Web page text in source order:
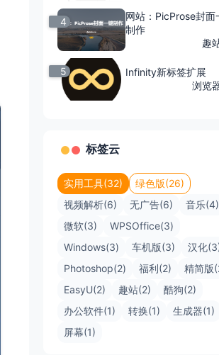
4
网站：PicProse封面
制作
趣
5
Infinity新标签扩展
浏览
标签云
实用工具(32)
绿色版(26)
视频解析(6)
无广告(6)
音乐(4)
微软(3)
WPSOffice(3)
Windows(3)
车机版(3)
汉化
Photoshop(2)
福利(2)
精简版
EasyU(2)
趣站(2)
酷狗(2)
办公软件(1)
转换(1)
生成器(1)
屏幕(1)